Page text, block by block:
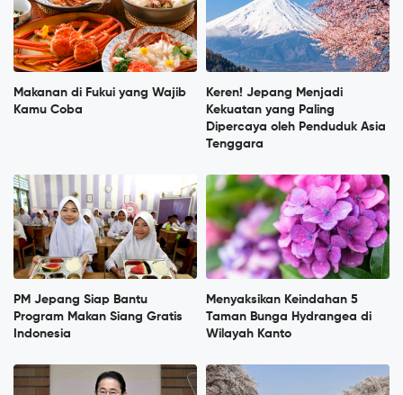
Makanan di Fukui yang Wajib
Kamu Coba
Keren! Jepang Menjadi
Kekuatan yang Paling
Dipercaya oleh Penduduk Asia
Tenggara
PM Jepang Siap Bantu
Program Makan Siang Gratis
Indonesia
Menyaksikan Keindahan 5
Taman Bunga Hydrangea di
Wilayah Kanto